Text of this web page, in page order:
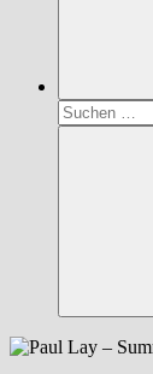
Suchen
nach: